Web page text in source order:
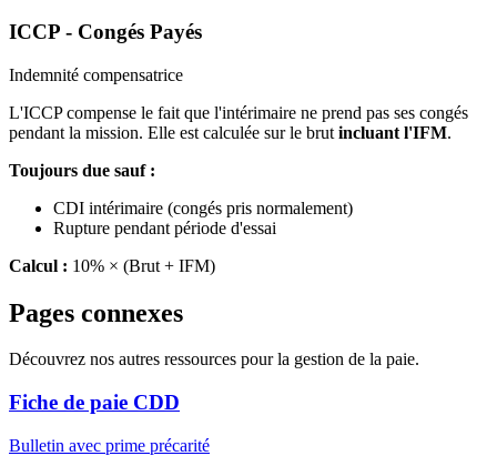
ICCP - Congés Payés
Indemnité compensatrice
L'ICCP compense le fait que l'intérimaire ne prend pas ses congés
pendant la mission. Elle est calculée sur le brut incluant l'IFM.
Toujours due sauf :
CDI intérimaire (congés pris normalement)
Rupture pendant période d'essai
Calcul : 10% × (Brut + IFM)
Pages connexes
Découvrez nos autres ressources pour la gestion de la paie.
Fiche de paie CDD
Bulletin avec prime précarité